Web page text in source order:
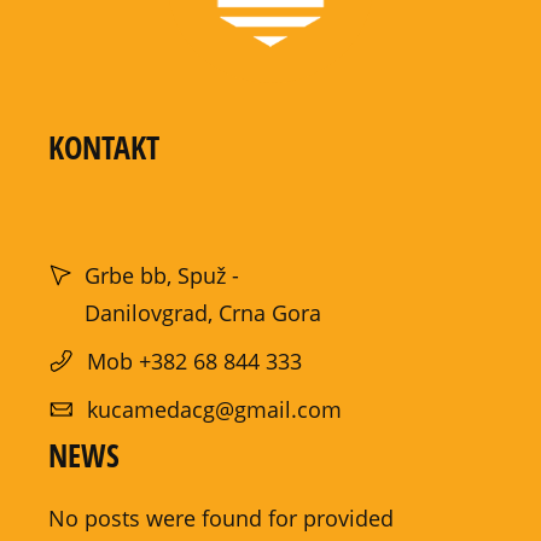
KONTAKT
Grbe bb, Spuž -
Danilovgrad, Crna Gora
Mob +382 68 844 333
kucamedacg@gmail.com
NEWS
No posts were found for provided